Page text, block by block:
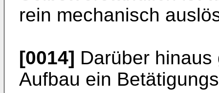
rein mechanisch
[0014] Darüber
Aufbau ein